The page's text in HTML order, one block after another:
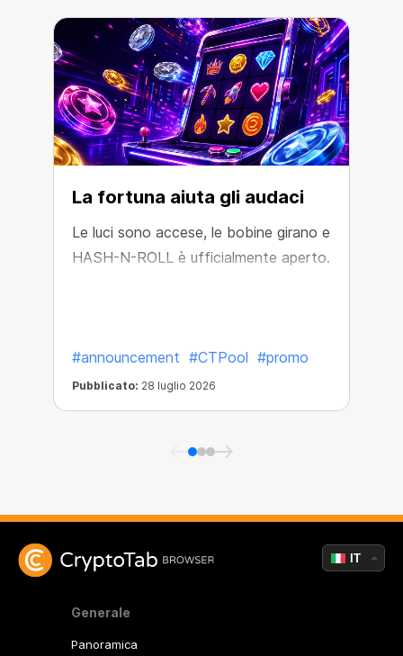
La fortuna aiuta gli audaci
Le luci sono accese, le bobine girano e
HASH-N-ROLL è ufficialmente aperto.
#announcement #CTPool #promo
Pubblicato: 28 luglio 2026
Generale
Panoramica
IT